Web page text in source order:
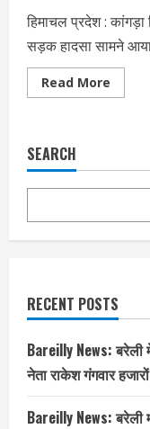
हिमाचल प्रदेश :
सड़क हादसा सामने
Read More
more
बस
18
घायल,
शुरू
की
SEARCH
RECENT POSTS
Bareilly News: बरेली
नेता राकेश गंगवार
Bareilly News: